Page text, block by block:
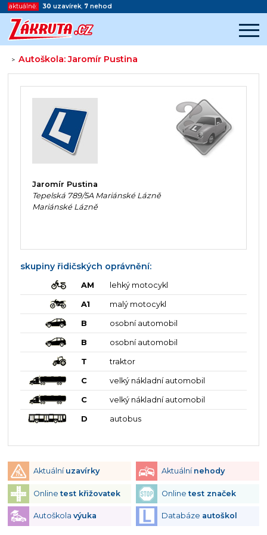
aktuálně: 30 uzavírek, 7 nehod
>Autoškola: Jaromír Pustina
Začátek reklamy
Konec reklamy
Jaromír Pustina
Tepelská 789/5A Mariánské Lázně
Mariánské Lázně
skupiny řidičských oprávnění:
AM lehký motocykl
A1 malý motocykl
B osobní automobil
B osobní automobil
T traktor
C velký nákladní automobil
C velký nákladní automobil
D autobus
Aktuální uzavírky Aktuální nehody
Onlinetest křižovatek Onlinetest značek
Autoškola výuka Databáze autoškol